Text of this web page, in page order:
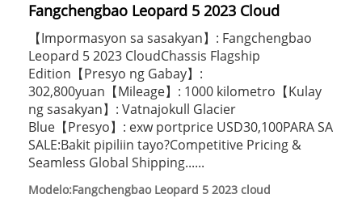
Fangchengbao Leopard 5 2023 Cloud
【Impormasyon sa sasakyan】: Fangchengbao
Leopard 5 2023 CloudChassis Flagship
Edition【Presyo ng Gabay】:
302,800yuan【Mileage】: 1000 kilometro【Kulay
ng sasakyan】: Vatnajokull Glacier
Blue【Presyo】: exw portprice USD30,100PARA SA
SALE:Bakit pipiliin tayo?Competitive Pricing &
Seamless Global Shipping......
Modelo:Fangchengbao Leopard 5 2023 cloud